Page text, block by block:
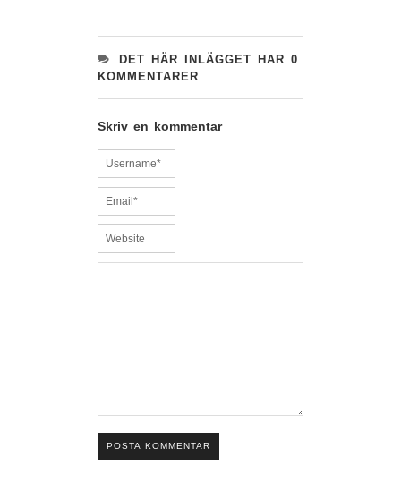
DET HÄR INLÄGGET HAR 0
KOMMENTARER
Skriv en kommentar
POSTA KOMMENTAR